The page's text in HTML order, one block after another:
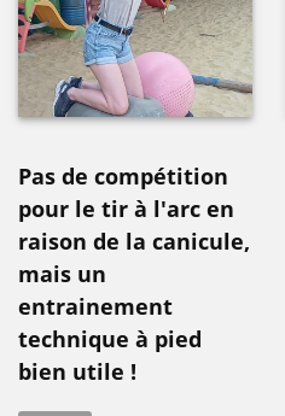
Pas de compétition
pour le tir à l'arc en
raison de la canicule,
mais un
entrainement
technique à pied
bien utile !